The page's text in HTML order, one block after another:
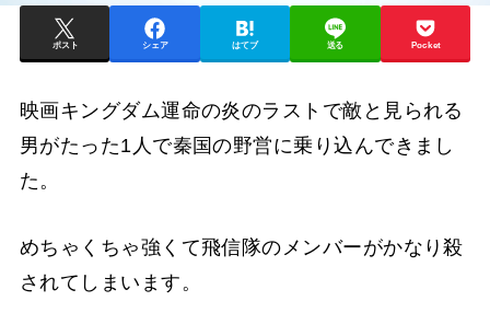
ポスト シェア はてブ 送る Pocket
映画キングダム運命の炎のラストで敵と見られる
男がたった1人で秦国の野営に乗り込んできまし
た。
めちゃくちゃ強くて飛信隊のメンバーがかなり殺
されてしまいます。